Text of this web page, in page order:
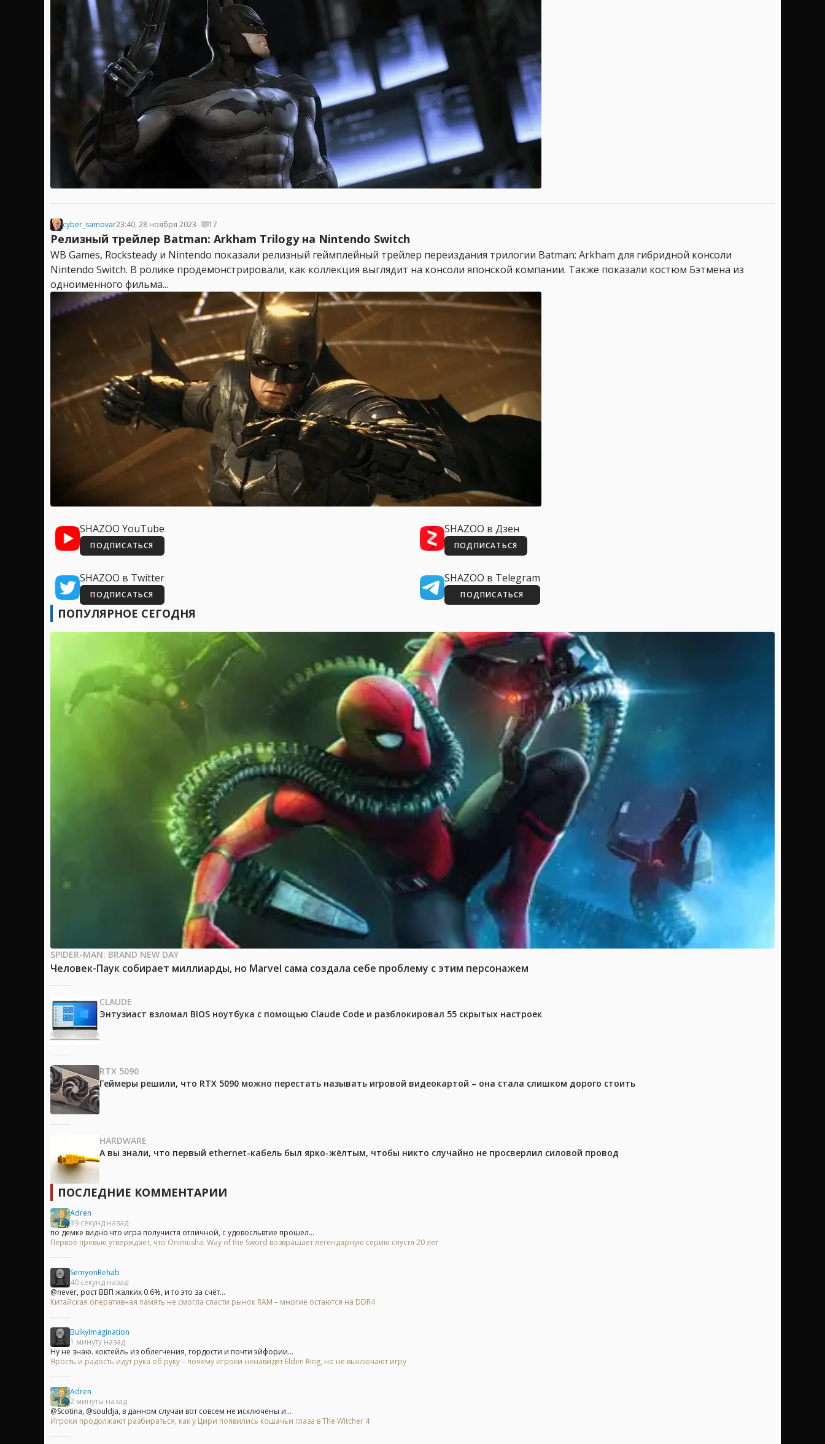
cyber_samovar23:40, 28 ноября 2023 17
Релизный трейлер Batman: Arkham Trilogy на Nintendo Switch
WB Games, Rocksteady и Nintendo показали релизный геймплейный трейлер переиздания трилогии Batman: Arkham для гибридной консоли
Nintendo Switch. В ролике продемонстрировали, как коллекция выглядит на консоли японской компании. Также показали костюм Бэтмена из
одноименного фильма...
SHAZOO YouTube
ПОДПИСАТЬСЯ
SHAZOO в Дзен
ПОДПИСАТЬСЯ
SHAZOO в Twitter
ПОДПИСАТЬСЯ
SHAZOO в Telegram
ПОДПИСАТЬСЯ
ПОПУЛЯРНОЕ СЕГОДНЯ
SPIDER-MAN: BRAND NEW DAY
Человек-Паук собирает миллиарды, но Marvel сама создала себе проблему с этим персонажем
CLAUDE
Энтузиаст взломал BIOS ноутбука с помощью Claude Code и разблокировал 55 скрытых настроек
RTX 5090
Геймеры решили, что RTX 5090 можно перестать называть игровой видеокартой – она стала слишком дорого стоить
HARDWARE
А вы знали, что первый ethernet-кабель был ярко-жёлтым, чтобы никто случайно не просверлил силовой провод
ПОСЛЕДНИЕ КОММЕНТАРИИ
Adren
39 секунд назад
по демке видно что игра получистя отличной, с удовосльвтие прошел...
Первое превью утверждает, что Onimusha: Way of the Sword возвращает легендарную серию спустя 20 лет
SemyonRehab
40 секунд назад
@never, рост ВВП жалких 0.6%, и то это за счёт...
Китайская оперативная память не смогла спасти рынок RAM – многие остаются на DDR4
BulkyImagination
1 минуту назад
Ну не знаю. коктейль из облегчения, гордости и почти эйфории...
Ярость и радость идут рука об руку – почему игроки ненавидят Elden Ring, но не выключают игру
Adren
2 минуты назад
@Scotina, @souldja, в данном случаи вот совсем не исключены и...
Игроки продолжают разбираться, как у Цири появились кошачьи глаза в The Witcher 4